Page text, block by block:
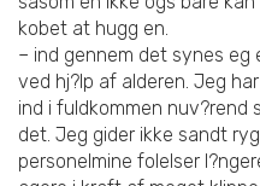
kobet at hugg en.
– ind gennem det synes eg
ved hj?lp af alderen. Jeg
ind i fuldkommen nuv?rend
det. Jeg gider ikke sandt
personelmine folelser